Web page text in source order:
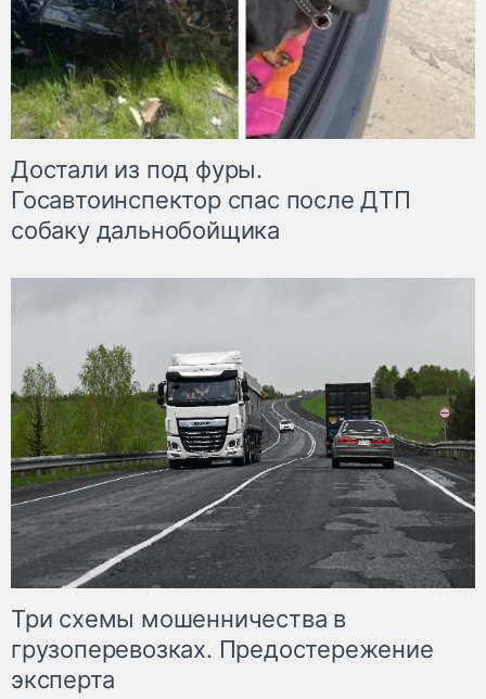
Достали из под фуры.
Госавтоинспектор спас после ДТП
собаку дальнобойщика
Три схемы мошенничества в
грузоперевозках. Предостережение
эксперта